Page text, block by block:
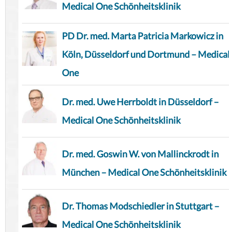
Medical One Schönheitsklinik
PD Dr. med. Marta Patricia Markowicz in
Köln, Düsseldorf und Dortmund –
One
Dr. med. Uwe Herrboldt in Düsseldorf –
Medical One Schönheitsklinik
Dr. med. Goswin W. von Mallinckrodt in
München – Medical One Schönheitsklinik
Dr. Thomas Modschiedler in Stuttgart –
Medical One Schönheitsklinik